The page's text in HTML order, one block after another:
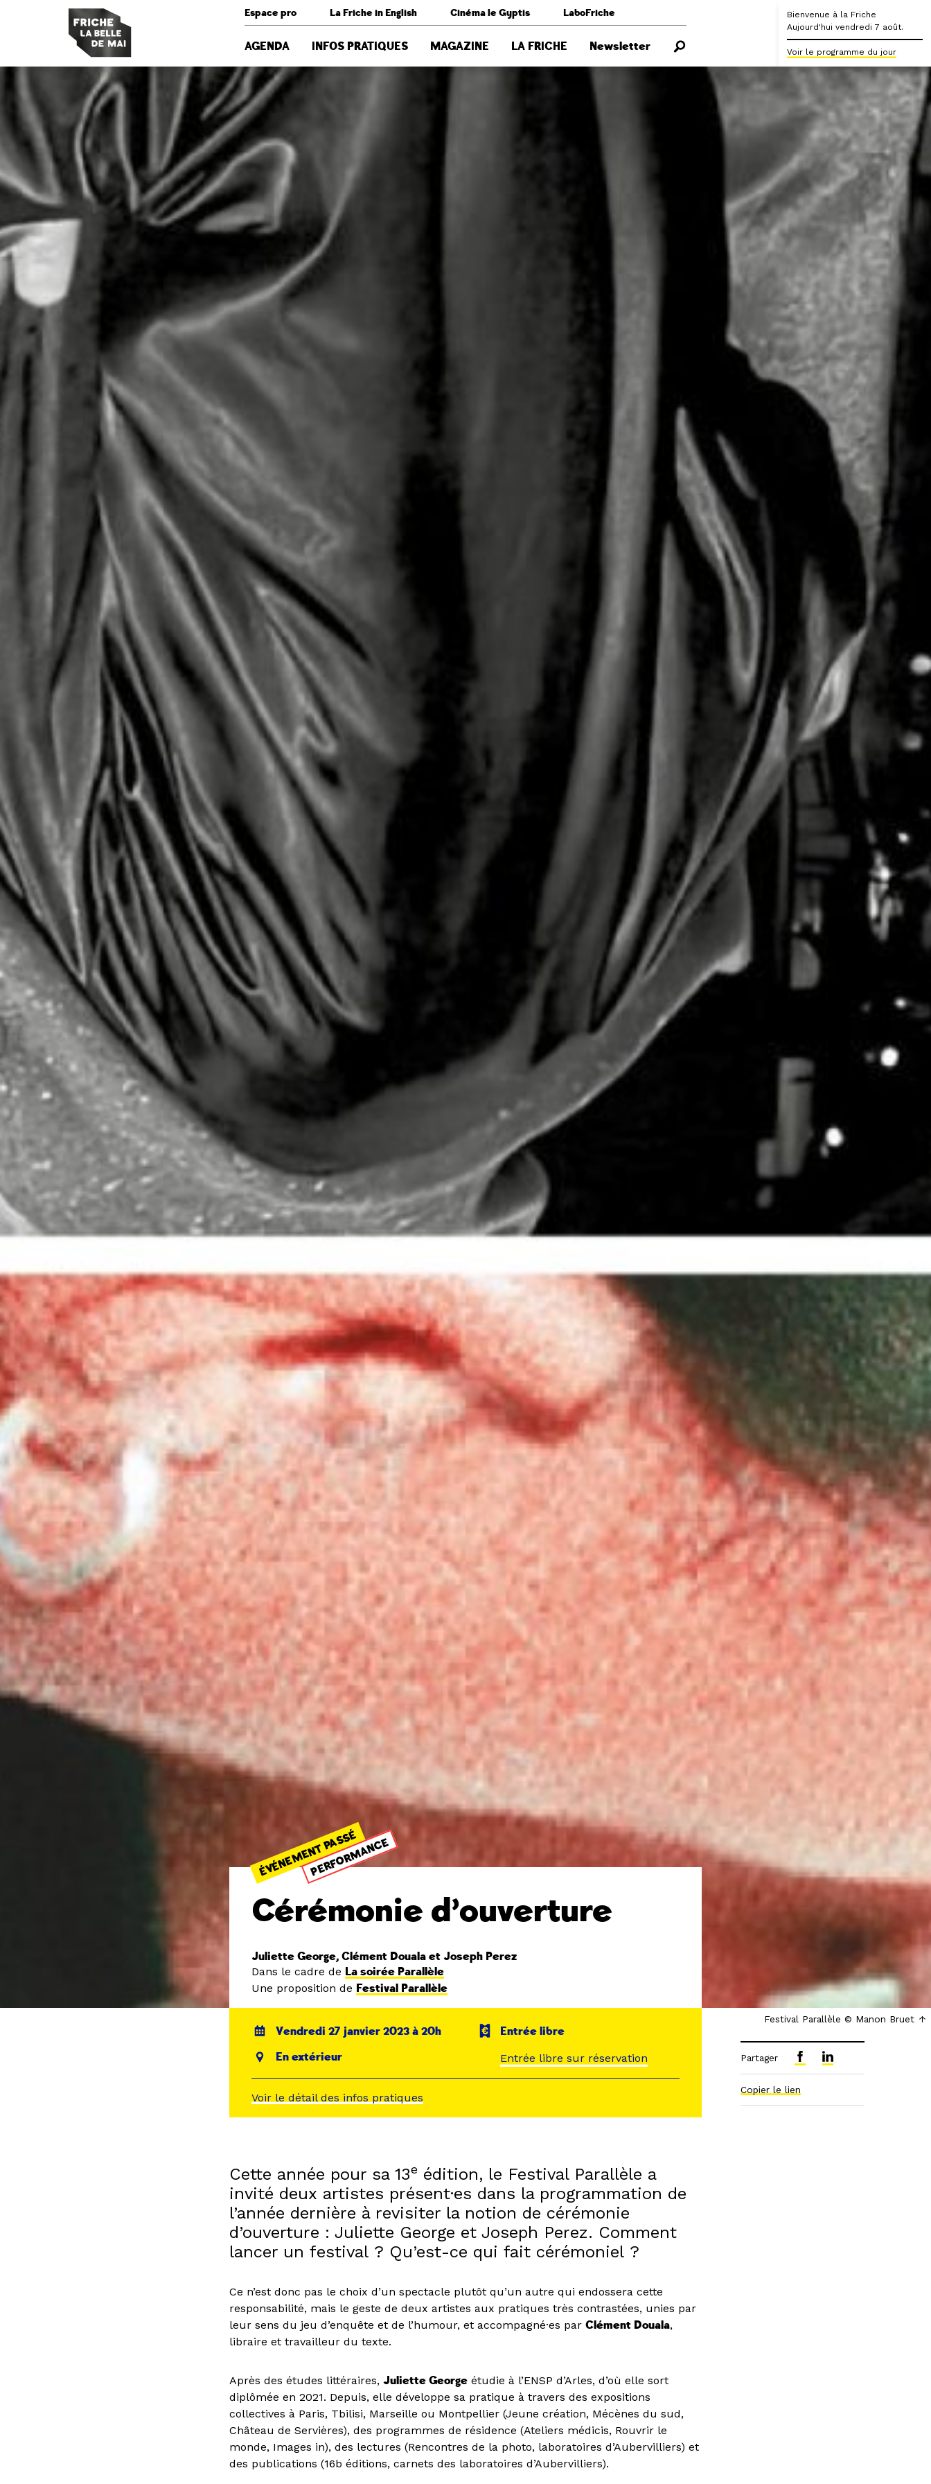
Espace pro La Friche in English Cinéma le Gyptis LaboFriche
AGENDA INFOS PRATIQUES MAGAZINE LA FRICHE Newsletter
Bienvenue à la Friche
Aujourd'hui vendredi 7 août.
Voir le programme du jour
Festival Parallèle © Manon Bruet
ÉVÉNEMENT PASSÉ
PERFORMANCE
Cérémonie d’ouverture
Juliette George, Clément Douala et Joseph Perez
Dans le cadre de La soirée Parallèle
Une proposition de Festival Parallèle
Vendredi 27 janvier 2023 à 20h
Entrée libre
En extérieur
Entrée libre sur réservation
Voir le détail des infos pratiques
Cette année pour sa 13e édition, le Festival Parallèle a
invité deux artistes présent·es dans la programmation de
l’année dernière à revisiter la notion de cérémonie
d’ouverture : Juliette George et Joseph Perez. Comment
lancer un festival ? Qu’est-ce qui fait cérémoniel ?
Ce n’est donc pas le choix d’un spectacle plutôt qu’un autre qui endossera cette
responsabilité, mais le geste de deux artistes aux pratiques très contrastées, unies par
leur sens du jeu d’enquête et de l’humour, et accompagné·es parClément Douala,
libraire et travailleur du texte.
Après des études littéraires,Juliette George étudie à l’ENSP d’Arles, d’où elle sort
diplômée en 2021. Depuis, elle développe sa pratique à travers des expositions
collectives à Paris, Tbilisi, Marseille ou Montpellier (Jeune création, Mécènes du sud,
Château de Servières), des programmes de résidence (Ateliers médicis, Rouvrir le
monde, Images in), des lectures (Rencontres de la photo, laboratoires d’Aubervilliers) et
des publications (16b éditions, carnets des laboratoires d’Aubervilliers).
Partager
Copier le lien
Panneau de gestion des cookies